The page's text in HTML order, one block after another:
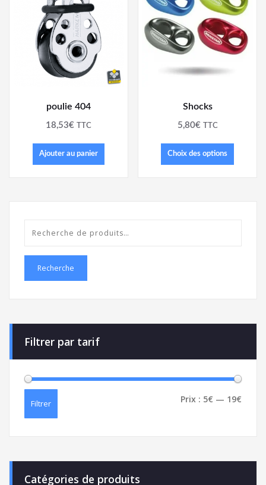
poulie 404
18,53€ TTC
Ajouter au panier
Shocks
5,80€ TTC
Choix des options
Recherche
Filtrer par tarif
Filtrer Prix : 5€ — 19€
Catégories de produits